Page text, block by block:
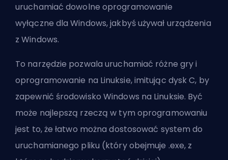
uruchamiać dowolne oprogramowanie
wyłączne dla Windows, jakbyś używał urządzenia
z Windows.
To narzędzie pozwala uruchamiać różne gry i
oprogramowanie na Linuksie, imitując dysk C, by
zapewnić środowisko Windows na Linuksie. Być
może najlepszą rzeczą w tym oprogramowaniu
jest to, że łatwo można dostosować system do
uruchamianego pliku (który obejmuje .exe, z